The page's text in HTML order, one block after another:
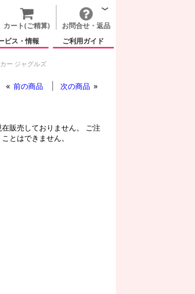
カート(ご精算)
お問合せ・返品
ビス・情報 ご利用ガイド
ー ジャグルズ
前の商品 次の商品
販売しておりません。 ご注
とはできません。